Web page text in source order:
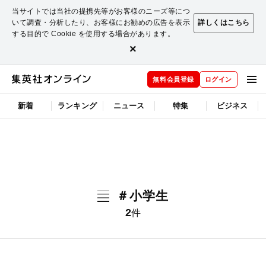
当サイトでは当社の提携先等がお客様のニーズ等につ
いて調査・分析したり、お客様にお勧めの広告を表示
する目的で Cookie を使用する場合があります。
詳しくはこちら
×
無料会員登録 ログイン
新着 ランキング ニュース 特集 ビジネス
＃小学生
2件